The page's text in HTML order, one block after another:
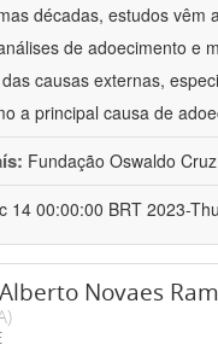
décadas, estudos vêm
de adoecimento e
causas externas,
a principal causa de
Fundação Oswaldo
14 00:00:00 BRT 2023-
Alberto Novaes